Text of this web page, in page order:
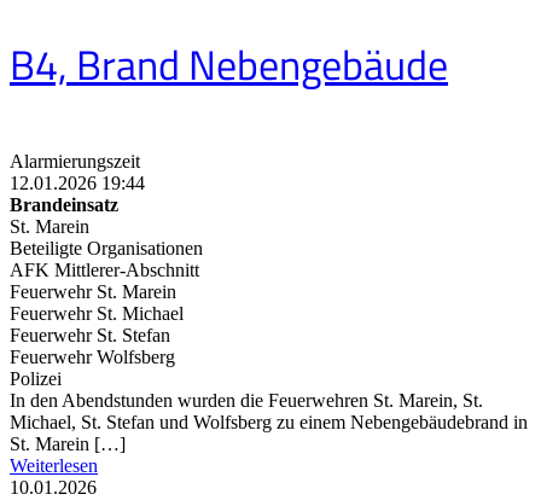
B4, Brand Nebengebäude
Alarmierungszeit
12.01.2026 19:44
Brandeinsatz
St. Marein
Beteiligte Organisationen
AFK Mittlerer-Abschnitt
Feuerwehr St. Marein
Feuerwehr St. Michael
Feuerwehr St. Stefan
Feuerwehr Wolfsberg
Polizei
In den Abendstunden wurden die Feuerwehren St. Marein, St.
Michael, St. Stefan und Wolfsberg zu einem Nebengebäudebrand in
St. Marein […]
Weiterlesen
10.01.2026